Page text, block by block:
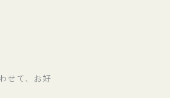
せて、お好